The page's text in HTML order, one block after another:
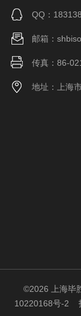
QQ：
邮箱：
传真：86-
地址：上海
©2026 上海
10220168号-2